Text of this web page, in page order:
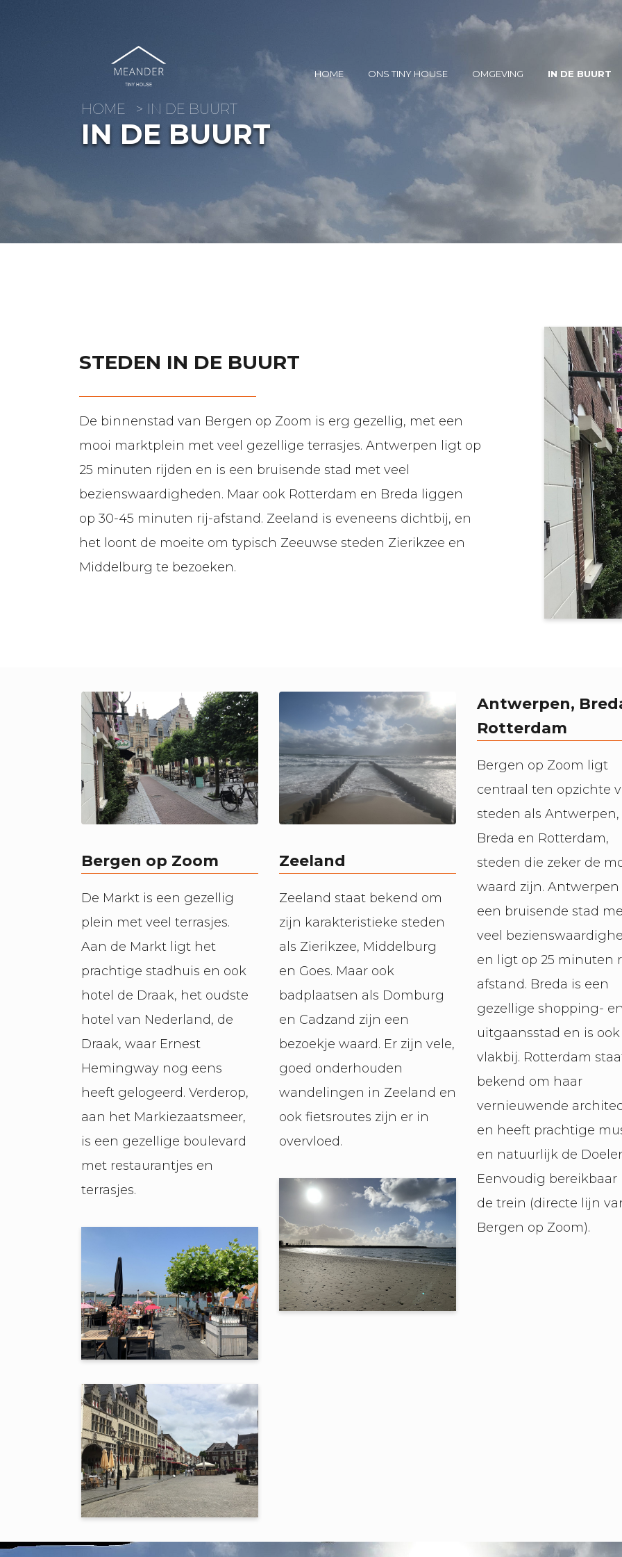
Ons Tiny House
Omgeving
In de buurt
Voorzieningen
HOME ONS TINY HOUSE OMGEVING IN DE BUURT
HOME > IN DE BUURT
IN DE BUURT
STEDEN IN DE BUURT
De binnenstad van Bergen op Zoom is erg gezellig, met een
mooi marktplein met veel gezellige terrasjes. Antwerpen ligt op
25 minuten rijden en is een bruisende stad met veel
bezienswaardigheden. Maar ook Rotterdam en Breda liggen
op 30-45 minuten rij-afstand. Zeeland is eveneens dichtbij, en
het loont de moeite om typisch Zeeuwse steden Zierikzee en
Middelburg te bezoeken.
Bergen op Zoom
De Markt is een gezellig
plein met veel terrasjes.
Aan de Markt ligt het
prachtige stadhuis en ook
hotel de Draak, het oudste
hotel van Nederland, de
Draak, waar Ernest
Hemingway nog eens
heeft gelogeerd. Verderop,
aan het Markiezaatsmeer,
is een gezellige boulevard
met restaurantjes en
terrasjes.
Zeeland
Zeeland staat bekend om
zijn karakteristieke steden
als Zierikzee, Middelburg
en Goes. Maar ook
badplaatsen als Domburg
en Cadzand zijn een
bezoekje waard. Er zijn vele,
goed onderhouden
wandelingen in Zeeland en
ook fietsroutes zijn er in
overvloed.
Antwerpen,
Rotterdam
Bergen op Zoom ligt
centraal ten opzichte
steden als Antwerpen,
Breda en Rotterdam,
steden die zeker de
waard zijn. Antwerpen
een bruisende stad
veel
en ligt op 25 minuten
afstand. Breda is een
gezellige shopping- en
uitgaansstad en is ook
vlakbij. Rotterdam
bekend om haar
vernieuwende
en heeft prachtige
en natuurlijk de
Eenvoudig bereikbaar
de trein (directe lijn
Bergen op Zoom).